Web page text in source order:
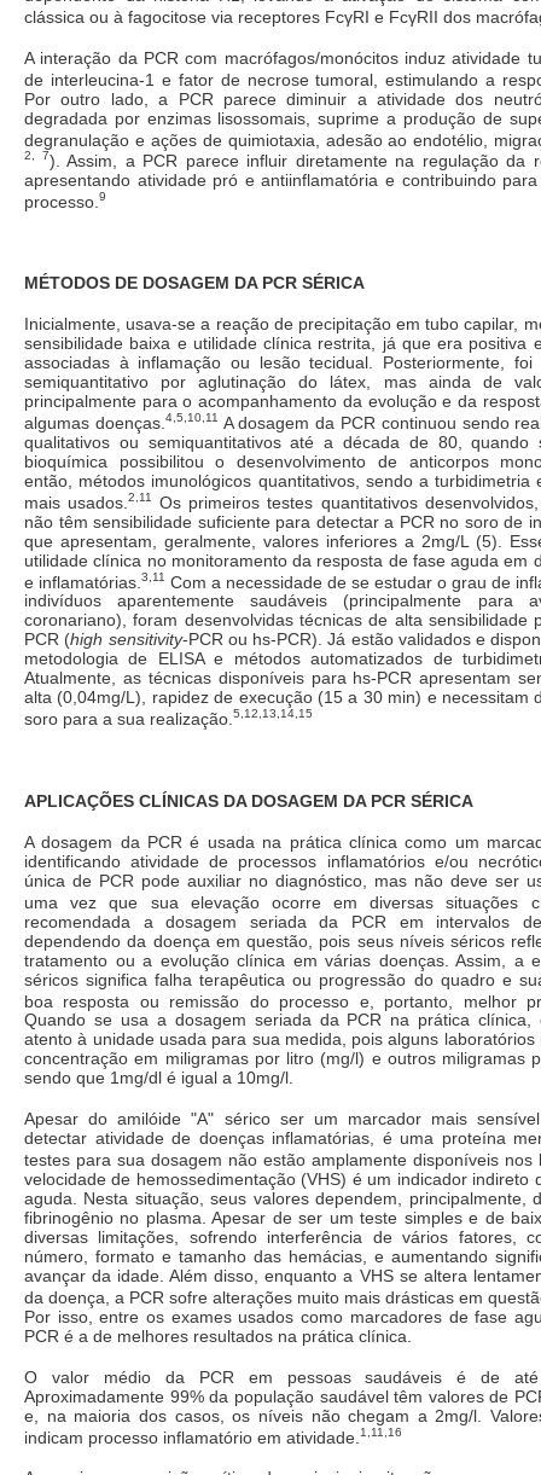
clássica ou à fagocitose via receptores FcγRI e FcγRII dos
A interação da PCR com macrófagos/monócitos induz atividade
de interleucina-1 e fator de necrose tumoral, estimulando a
Por outro lado, a PCR parece diminuir a atividade dos
degradada por enzimas lisossomais, suprime a produção de
degranulação e ações de quimiotaxia, adesão ao endotélio,
2, 7). Assim, a PCR parece influir diretamente na regulação da
apresentando atividade pró e antiinflamatória e contribuindo
processo. 9
MÉTODOS DE DOSAGEM DA PCR SÉRICA
Inicialmente, usava-se a reação de precipitação em tubo capilar,
sensibilidade baixa e utilidade clínica restrita, já que era positiva
associadas à inflamação ou lesão tecidual. Posteriormente, foi
semiquantitativo por aglutinação do látex, mas ainda de
principalmente para o acompanhamento da evolução e da
algumas doenças. 4,5,10,11 A dosagem da PCR continuou sendo
qualitativos ou semiquantitativos até a década de 80, quando
bioquímica possibilitou o desenvolvimento de anticorpos
então, métodos imunológicos quantitativos, sendo a turbidimetria
mais usados.2,11
Os primeiros testes quantitativos
não têm sensibilidade suficiente para detectar a PCR no soro de
que apresentam, geralmente, valores inferiores a 2mg/L (5).
utilidade clínica no monitoramento da resposta de fase aguda em
e inflamatórias. 3,11 Com a necessidade de se estudar o grau de
indivíduos aparentemente saudáveis (principalmente para
coronariano), foram desenvolvidas técnicas de alta sensibilidade
PCR (high sensitivity-PCR ou hs-PCR). Já estão validados e
metodologia de ELISA e métodos automatizados de
Atualmente, as técnicas disponíveis para hs-PCR apresentam
alta (0,04mg/L), rapidez de execução (15 a 30 min) e necessitam
soro para a sua realização. 5,12,13,14,15
APLICAÇÕES CLÍNICAS DA DOSAGEM DA PCR SÉRICA
A dosagem da PCR é usada na prática clínica como um
identificando atividade de processos inflamatórios e/ou
única de PCR pode auxiliar no diagnóstico, mas não deve ser
uma vez que sua elevação ocorre em diversas situações
recomendada a dosagem seriada da PCR em intervalos
dependendo da doença em questão, pois seus níveis séricos
tratamento ou a evolução clínica em várias doenças. Assim, a
séricos significa falha terapêutica ou progressão do quadro e
boa resposta ou remissão do processo e, portanto, melhor
Quando se usa a dosagem seriada da PCR na prática clínica,
atento à unidade usada para sua medida, pois alguns
concentração em miligramas por litro (mg/l) e outros miligramas
sendo que 1mg/dl é igual a 10mg/l.
Apesar do amilóide "A" sérico ser um marcador mais
detectar atividade de doenças inflamatórias, é uma proteína
testes para sua dosagem não estão amplamente disponíveis nos
velocidade de hemossedimentação (VHS) é um indicador indireto
aguda. Nesta situação, seus valores dependem, principalmente,
fibrinogênio no plasma. Apesar de ser um teste simples e de
diversas limitações, sofrendo interferência de vários fatores,
número, formato e tamanho das hemácias, e aumentando
avançar da idade. Além disso, enquanto a VHS se altera
da doença, a PCR sofre alterações muito mais drásticas em
Por isso, entre os exames usados como marcadores de fase
PCR é a de melhores resultados na prática clínica.
O valor médio da PCR em pessoas saudáveis é de
Aproximadamente 99% da população saudável têm valores de
e, na maioria dos casos, os níveis não chegam a 2mg/l.
indicam processo inflamatório em atividade. 1,11,16